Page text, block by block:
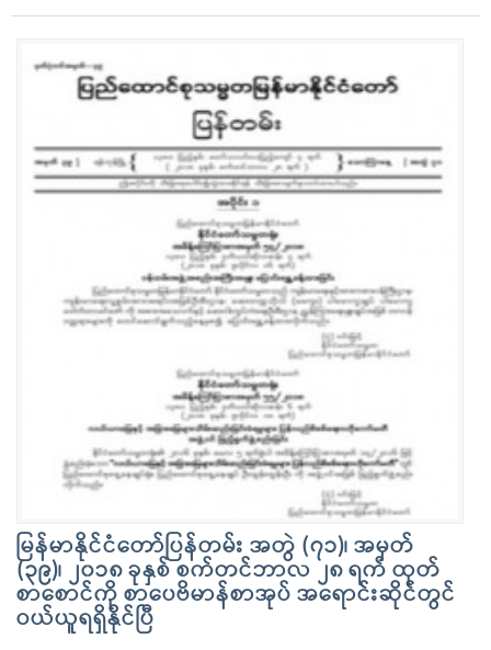
မြန်မာနိုင်ငံတော်ပြန်တမ်း အတွဲ (၇၁)၊ အမှတ်
(၃၉)၊ ၂၀၁၈ ခုနှစ် စက်တင်ဘာလ ၂၈ ရက် ထုတ်
စာစောင်ကို စာပေဗိမာန်စာအုပ် အရောင်းဆိုင်တွင်
ဝယ်ယူရရှိနိုင်ပြီ